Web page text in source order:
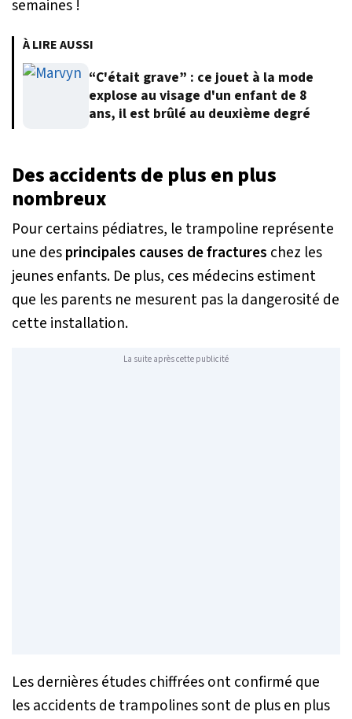
semaines !
À LIRE AUSSI
“C'était grave” : ce jouet à la mode
explose au visage d'un enfant de 8
ans, il est brûlé au deuxième degré
Des accidents de plus en plus
nombreux
Pour certains pédiatres, le trampoline représente
une desprincipales causes de fractures chez les
jeunes enfants. De plus, ces médecins estiment
que les parents ne mesurent pas la dangerosité de
cette installation.
La suite après cette publicité
Les dernières études chiffrées ont confirmé que
les accidents de trampolines sont de plus en plus